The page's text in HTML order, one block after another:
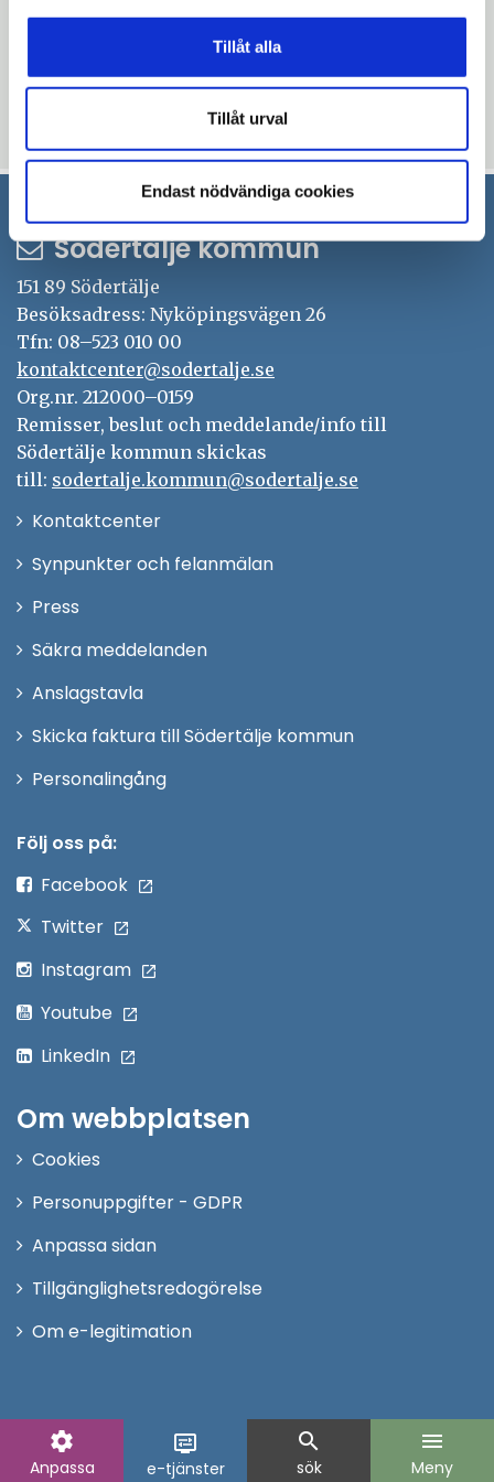
Tillåt alla
Tillåt urval
Endast nödvändiga cookies
settings
Anpassa
display_settings
e-tjänster
search
sök
menu
Meny
Södertälje kommun
151 89 Södertälje
Besöksadress: Nyköpingsvägen 26
Tfn: 08–523 010 00
kontaktcenter@sodertalje.se
Org.nr. 212000–0159
Remisser, beslut och meddelande/info till
Södertälje kommun skickas
till: sodertalje.kommun@sodertalje.se
KontaktcenterÖppna
Synpunkter och felanmälan
Press
fönster
Säkra meddelanden
Anslagstavla
Skicka faktura till Södertälje kommun
PersonalingångÖppna
Följ oss på:
Facebook
Twitter
Instagram
Youtube
LinkedIn
Om webbplatsen
Cookies
Personuppgifter - GDPR
Anpassa sidan
Tillgänglighetsredogörelse
Om e-legitimation